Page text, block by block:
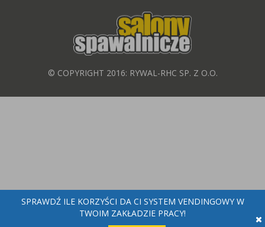
© COPYRIGHT 2016: RYWAL-RHC SP. Z O.O.
SPRAWDŹ ILE KORZYŚCI DA CI SYSTEM VENDINGOWY W
TWOIM ZAKŁADZIE PRACY!